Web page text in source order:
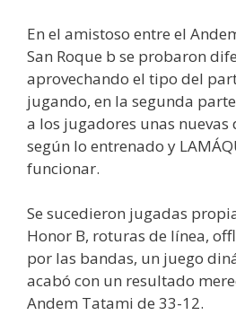
En el amistoso entre el
San Roque b se probaron
aprovechando el tipo del
jugando, en la segunda
a los jugadores unas
según lo entrenado y
funcionar.
Se sucedieron jugadas
Honor B, roturas de línea,
por las bandas, un juego
acabó con un resultado
Andem Tatami de 33-12.